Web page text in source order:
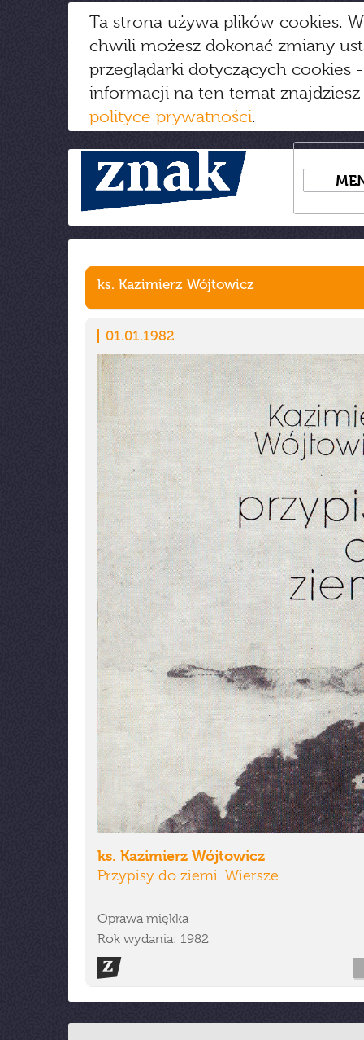
Ta strona używa plików cookies.
chwili możesz dokonać zmiany
przeglądarki dotyczących cookies
informacji na ten temat
polityce prywatności.
ks. Kazimierz Wójtowicz
01.01.1982
ks. Kazimierz Wójtowicz
Przypisy do ziemi. Wiersze
Oprawa miękka
Rok wydania: 1982